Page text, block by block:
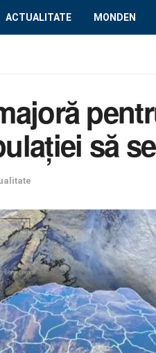
ACTUALITATE MONDEN
să